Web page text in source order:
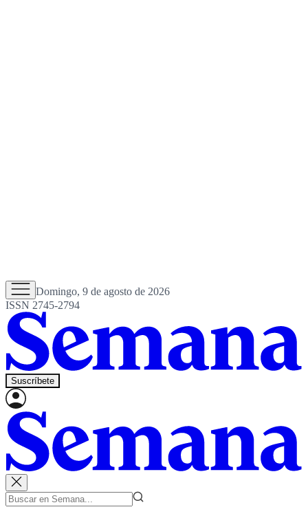
Domingo, 9 de agosto de 2026
ISSN 2745-2794
Suscríbete